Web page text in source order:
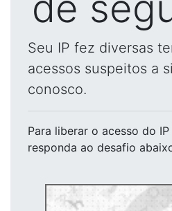
Seu IP fez diversas
acessos suspeitos a
conosco.
Para liberar o acesso do IP
responda ao desafio